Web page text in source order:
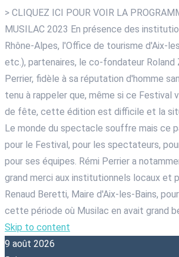
> CLIQUEZ ICI POUR VOIR LA
MUSILAC 2023 En présence des
Rhône-Alpes, l'Office de tourisme d'Aix-
etc.), partenaires, le co-fondateur Roland
Perrier, fidèle à sa réputation d'homme
tenu à rappeler que, même si ce Festival
de fête, cette édition est difficile et la
Le monde du spectacle souffre mais ce
pour le Festival, pour les spectateurs,
pour ses équipes. Rémi Perrier a
grand merci aux institutionnels locaux et
Renaud Beretti, Maire d'Aix-les-Bains,
cette période où Musilac en avait grand
Skip to content
9 août 2026